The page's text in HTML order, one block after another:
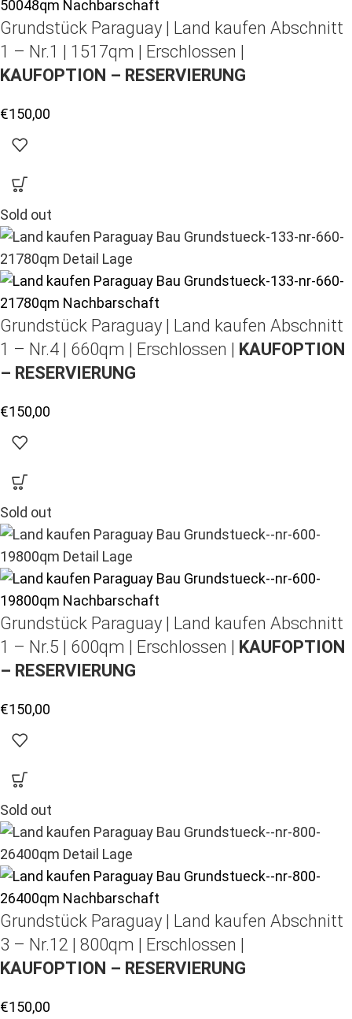
Grundstück Paraguay | Land kaufen Abschnitt
1 – Nr.1 | 1517qm | Erschlossen |
KAUFOPTION – RESERVIERUNG
€150,00
Sold out
Grundstück Paraguay | Land kaufen Abschnitt
1 – Nr.4 | 660qm | Erschlossen | KAUFOPTION
– RESERVIERUNG
€150,00
Sold out
Grundstück Paraguay | Land kaufen Abschnitt
1 – Nr.5 | 600qm | Erschlossen | KAUFOPTION
– RESERVIERUNG
€150,00
Sold out
Grundstück Paraguay | Land kaufen Abschnitt
3 – Nr.12 | 800qm | Erschlossen |
KAUFOPTION – RESERVIERUNG
€150,00